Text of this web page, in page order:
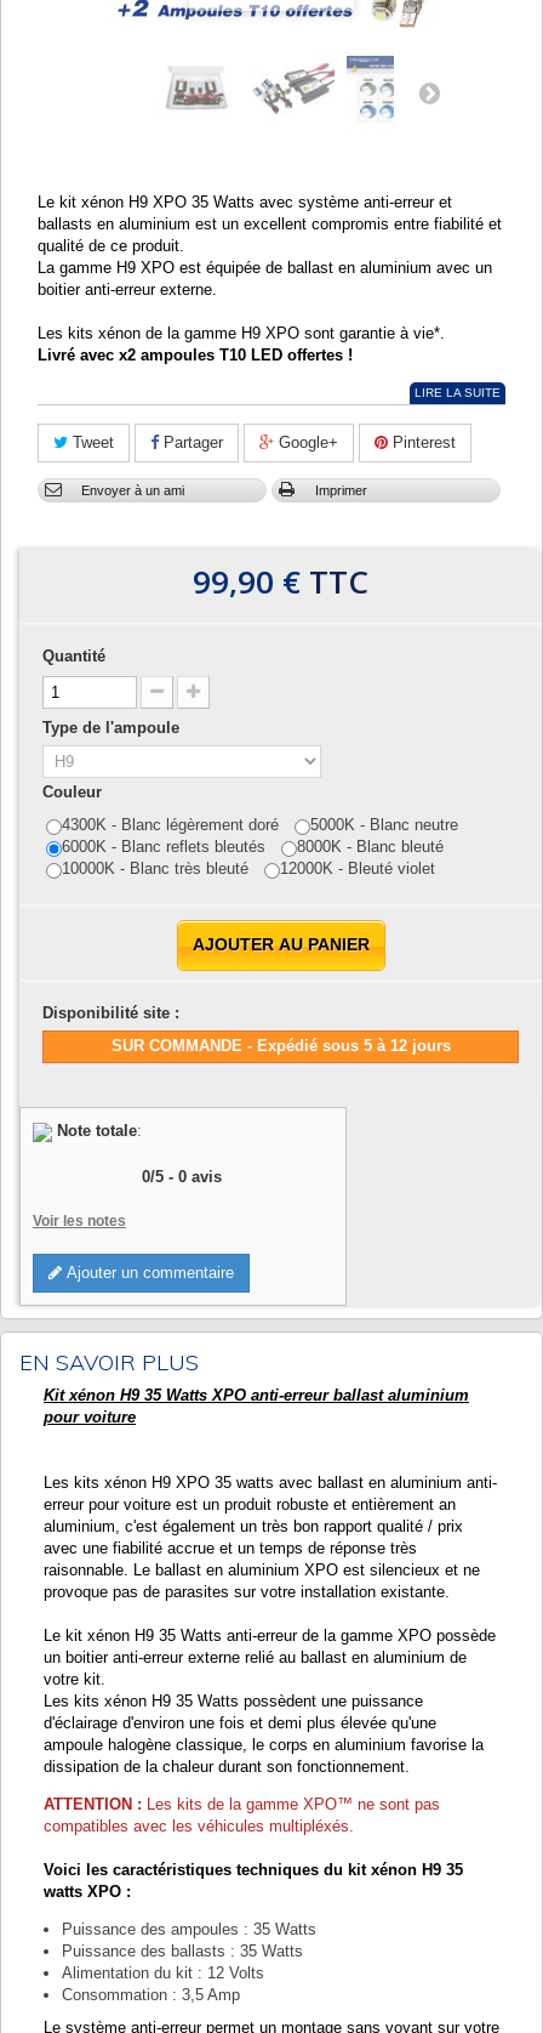
Le kit xénon H9 XPO 35 Watts avec système anti-erreur et
ballasts en aluminium est un excellent compromis entre fiabilité et
qualité de ce produit.
La gamme H9 XPO est équipée de ballast en aluminium avec un
boitier anti-erreur externe.
Les kits xénon de la gamme H9 XPO sont garantie à vie*.
Livré avec x2 ampoules T10 LED offertes !
LIRE LA SUITE
Tweet Partager Google+ Pinterest
Envoyer à un ami Imprimer
99,90 € TTC
Quantité
Type de l'ampoule
Couleur
4300K - Blanc légèrement doré
5000K - Blanc neutre
6000K - Blanc reflets bleutés
8000K - Blanc bleuté
10000K - Blanc très bleuté
12000K - Bleuté violet
AJOUTER AU PANIER
Disponibilité site :
SUR COMMANDE - Expédié sous 5 à 12 jours
Note totale:
0/5 - 0 avis
Voir les notes
Ajouter un commentaire
EN SAVOIR PLUS
Kit xénon H9 35 Watts XPO anti-erreur ballast aluminium
pour voiture
Les kits xénon H9 XPO 35 watts avec ballast en aluminium anti-
erreur pour voiture est un produit robuste et entièrement an
aluminium, c'est également un très bon rapport qualité / prix
avec une fiabilité accrue et un temps de réponse très
raisonnable. Le ballast en aluminium XPO est silencieux et ne
provoque pas de parasites sur votre installation existante.
Le kit xénon H9 35 Watts anti-erreur de la gamme XPO possède
un boitier anti-erreur externe relié au ballast en aluminium de
votre kit.
Les kits xénon H9 35 Watts possèdent une puissance
d'éclairage d'environ une fois et demi plus élevée qu'une
ampoule halogène classique, le corps en aluminium favorise la
dissipation de la chaleur durant son fonctionnement.
ATTENTION : Les kits de la gamme XPO™ ne sont pas
compatibles avec les véhicules multipléxés.
Voici les caractéristiques techniques du kit xénon H9 35
watts XPO :
Puissance des ampoules : 35 Watts
Puissance des ballasts : 35 Watts
Alimentation du kit : 12 Volts
Consommation : 3,5 Amp
Le système anti-erreur permet un montage sans voyant sur votre